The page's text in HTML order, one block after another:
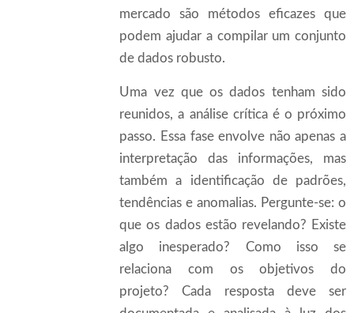
mercado são métodos eficazes que
podem ajudar a compilar um conjunto
de dados robusto.
Uma vez que os dados tenham sido
reunidos, a análise crítica é o próximo
passo. Essa fase envolve não apenas a
interpretação das informações, mas
também a identificação de padrões,
tendências e anomalias. Pergunte-se: o
que os dados estão revelando? Existe
algo inesperado? Como isso se
relaciona com os objetivos do
projeto? Cada resposta deve ser